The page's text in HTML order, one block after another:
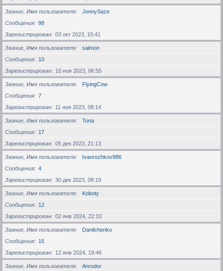
Звание, Имя пользователя
JonnySaze
Сообщения
98
Зарегистрирован
03 окт 2023, 15:41
Звание, Имя пользователя
salmon
Сообщения
10
Зарегистрирован
10 ноя 2023, 06:55
Звание, Имя пользователя
FlyingCow
Сообщения
7
Зарегистрирован
11 ноя 2023, 08:14
Звание, Имя пользователя
Tona
Сообщения
17
Зарегистрирован
05 дек 2023, 21:13
Звание, Имя пользователя
Ivanrozhkov986
Сообщения
4
Зарегистрирован
30 дек 2023, 08:19
Звание, Имя пользователя
Koboty
Сообщения
12
Зарегистрирован
02 янв 2024, 22:10
Звание, Имя пользователя
Danilchenko
Сообщения
15
Зарегистрирован
12 янв 2024, 19:46
Звание, Имя пользователя
Anrodor